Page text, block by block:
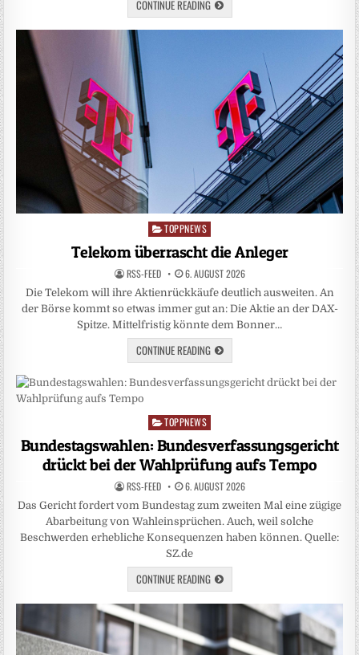
CONTINUE READING
Posted
TOPPNEWS
Telekom überrascht die Anleger
RSS-FEED 6. AUGUST 2026
Die Telekom will ihre Aktienrückkäufe deutlich ausweiten. An
der Börse kommt so etwas immer gut an: Die Aktie an der DAX-
Spitze. Mittelfristig könnte dem Bonner…
CONTINUE READING
Posted
in
TOPPNEWS
Bundestagswahlen: Bundesverfassungsgericht
drückt bei der Wahlprüfung aufs Tempo
RSS-FEED 6. AUGUST 2026
Das Gericht fordert vom Bundestag zum zweiten Mal eine zügige
Abarbeitung von Wahleinsprüchen. Auch, weil solche
Beschwerden erhebliche Konsequenzen haben können. Quelle:
SZ.de
CONTINUE READING